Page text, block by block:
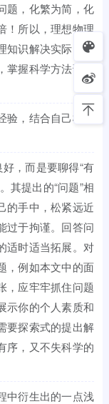
题，化繁为简，化
！所以，理想物理
知识解决实际问题
握科学方法论，
，结合自己模拟
，而是要聊得“有
其提出的“问题”相
的手中，松紧远近
过于拘谨。回答问
适时适当拓展。对
，例如本文中的面
，应牢牢抓住问题
示你的个人素质和
要探索式的提出解
序，又不失科学的
中衍生出的一点浅